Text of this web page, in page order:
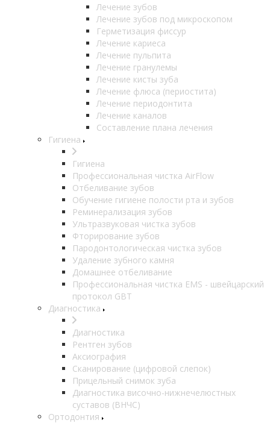
Лечение зубов
Лечение зубов под микроскопом
Герметизация фиссур
Лечение кариеса
Лечение пульпита
Лечение гранулемы
Лечение кисты зуба
Лечение флюса (периостита)
Лечение периодонтита
Лечение каналов
Составление плана лечения
Гигиена
Гигиена
Профессиональная чистка AirFlow
Отбеливание зубов
Обучение гигиене полости рта и зубов
Реминерализация зубов
Ультразвуковая чистка зубов
Фторирование зубов
Пародонтологическая чистка зубов
Удаление зубного камня
Домашнее отбеливание
Профессиональная чистка EMS - швейцарский
протокол GBT
Диагностика
Диагностика
Рентген зубов
Аксиография
Сканирование (цифровой слепок)
Прицельный снимок зуба
Диагностика височно-нижнечелюстных
суставов (ВНЧС)
Ортодонтия